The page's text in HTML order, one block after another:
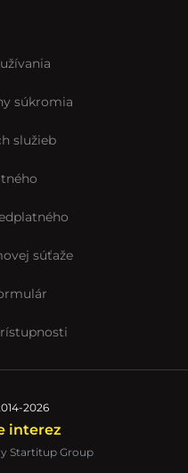
súkromia
služieb
súťaže
2026
interez
Startitup Group